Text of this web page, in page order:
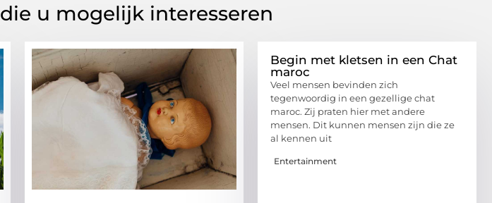
die u mogelijk interesseren
Begin met kletsen in een Chat
maroc
Veel mensen bevinden zich
tegenwoordig in een gezellige chat
maroc. Zij praten hier met andere
mensen. Dit kunnen mensen zijn die ze
al kennen uit
Entertainment